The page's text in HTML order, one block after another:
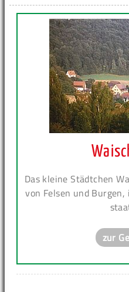
Das kleine Städtchen
von Felsen und
zur